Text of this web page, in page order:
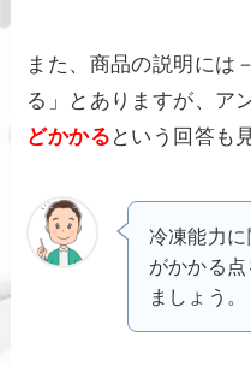
また、商品の説明には
る」とありますが、ア
どかかる という回答も
冷凍能力
がかかる
ましょう。